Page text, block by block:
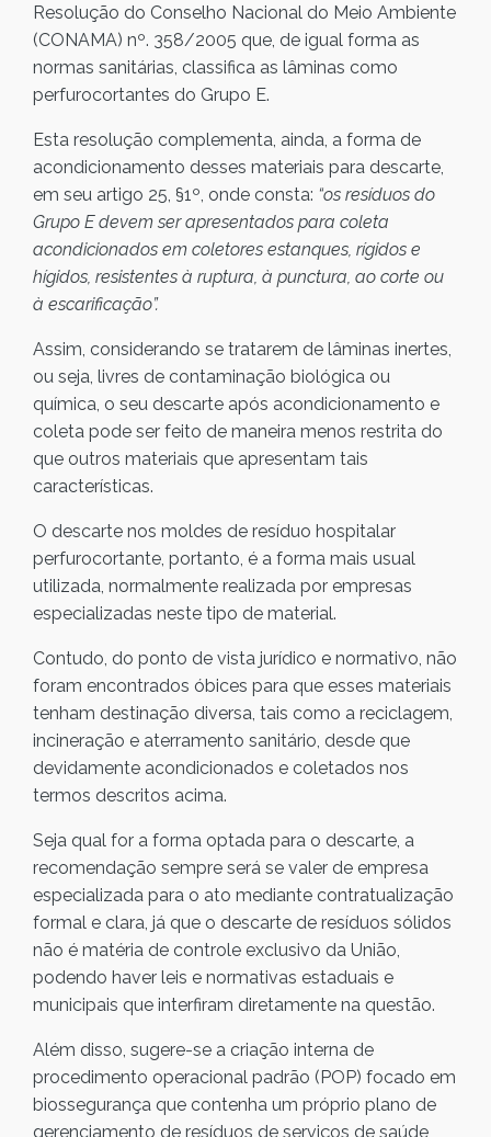
Resolução do Conselho Nacional do Meio Ambiente
(CONAMA) nº. 358/2005 que, de igual forma as
normas sanitárias, classifica as lâminas como
perfurocortantes do Grupo E.
Esta resolução complementa, ainda, a forma de
acondicionamento desses materiais para descarte,
em seu artigo 25, §1º, onde consta: “os resíduos do
Grupo E devem ser apresentados para coleta
acondicionados em coletores estanques, rígidos e
hígidos, resistentes à ruptura, à punctura, ao corte ou
à escarificação”.
Assim, considerando se tratarem de lâminas inertes,
ou seja, livres de contaminação biológica ou
química, o seu descarte após acondicionamento e
coleta pode ser feito de maneira menos restrita do
que outros materiais que apresentam tais
características.
O descarte nos moldes de resíduo hospitalar
perfurocortante, portanto, é a forma mais usual
utilizada, normalmente realizada por empresas
especializadas neste tipo de material.
Contudo, do ponto de vista jurídico e normativo, não
foram encontrados óbices para que esses materiais
tenham destinação diversa, tais como a reciclagem,
incineração e aterramento sanitário, desde que
devidamente acondicionados e coletados nos
termos descritos acima.
Seja qual for a forma optada para o descarte, a
recomendação sempre será se valer de empresa
especializada para o ato mediante contratualização
formal e clara, já que o descarte de resíduos sólidos
não é matéria de controle exclusivo da União,
podendo haver leis e normativas estaduais e
municipais que interfiram diretamente na questão.
Além disso, sugere-se a criação interna de
procedimento operacional padrão (POP) focado em
biossegurança que contenha um próprio plano de
gerenciamento de resíduos de serviços de saúde